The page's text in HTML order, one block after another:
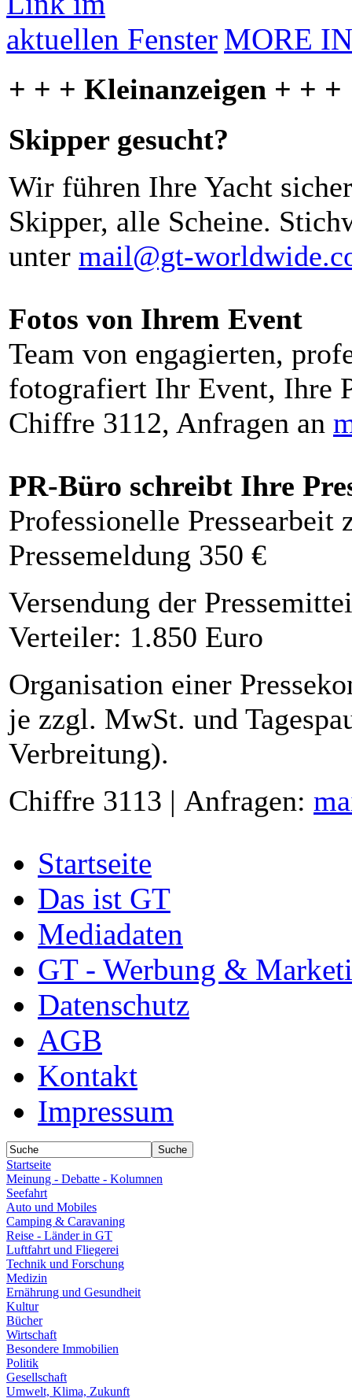
MORE
+ + + Kleinanzeigen + + +
Skipper gesucht?
Wir führen Ihre Yacht
Skipper, alle Scheine.
unter mail@gt-
Fotos von Ihrem Event
Team von engagierten,
fotografiert Ihr Event, Ihre
Chiffre 3112, Anfragen an
PR-Büro schreibt Ihre
Professionelle Pressearbeit
Pressemeldung 350 €
Versendung der
Verteiler: 1.850 Euro
Organisation einer
je zzgl. MwSt. und
Verbreitung).
Chiffre 3113 | Anfragen:
Startseite
Das ist GT
Mediadaten
GT - Werbung &
Datenschutz
AGB
Kontakt
Impressum
Startseite
Meinung - Debatte - Kolumnen
Seefahrt
Auto und Mobiles
Camping & Caravaning
Reise - Länder in GT
Luftfahrt und Fliegerei
Technik und Forschung
Medizin
Ernährung und Gesundheit
Kultur
Bücher
Wirtschaft
Besondere Immobilien
Politik
Gesellschaft
Umwelt, Klima, Zukunft